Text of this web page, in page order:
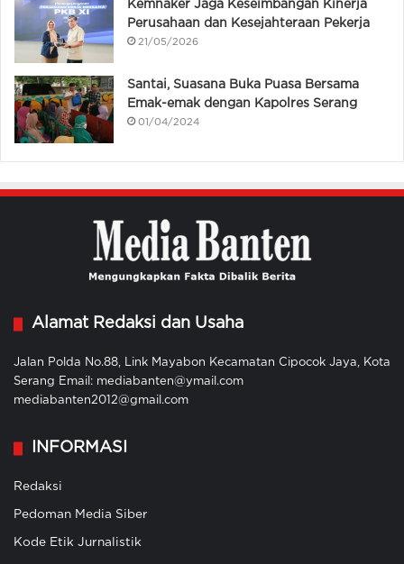
Kemnaker Jaga Keseimbangan Kinerja
Perusahaan dan Kesejahteraan Pekerja
21/05/2026
Santai, Suasana Buka Puasa Bersama
Emak-emak dengan Kapolres Serang
01/04/2024
Alamat Redaksi dan Usaha
Jalan Polda No.88, Link Mayabon Kecamatan Cipocok Jaya, Kota
Serang Email: mediabanten@ymail.com
mediabanten2012@gmail.com
INFORMASI
Redaksi
Pedoman Media Siber
Kode Etik Jurnalistik